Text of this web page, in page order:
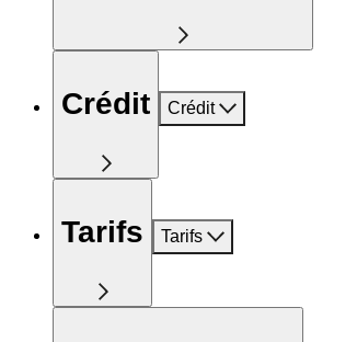
Crédit Crédit
Tarifs Tarifs